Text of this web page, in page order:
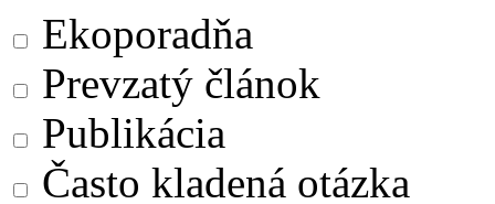
Ekoporadňa
Prevzatý článok
Publikácia
Často kladená otázka